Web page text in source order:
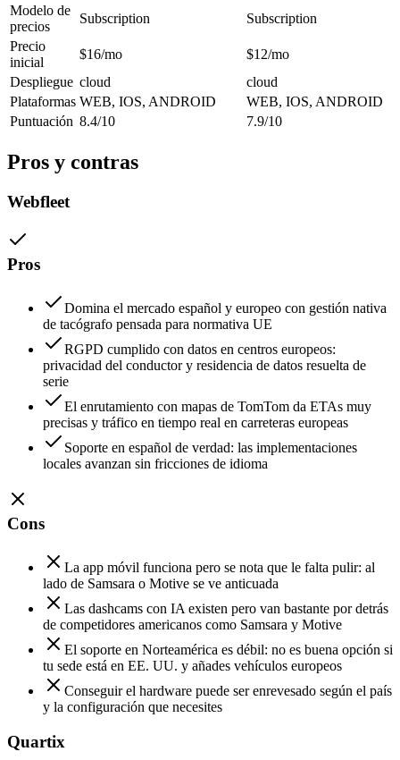
Modelo de
precios
Subscription
Subscription
Precio
inicial
$16/mo
$12/mo
Despliegue cloud
cloud
Plataformas WEB, IOS, ANDROID
WEB, IOS, ANDROID
Puntuación 8.4/10 7.9/10
Pros y contras
Webfleet
Pros
Domina el mercado español y europeo con gestión nativa
de tacógrafo pensada para normativa UE
RGPD cumplido con datos en centros europeos:
privacidad del conductor y residencia de datos resuelta de
serie
El enrutamiento con mapas de TomTom da ETAs muy
precisas y tráfico en tiempo real en carreteras europeas
Soporte en español de verdad: las implementaciones
locales avanzan sin fricciones de idioma
Cons
La app móvil funciona pero se nota que le falta pulir: al
lado de Samsara o Motive se ve anticuada
Las dashcams con IA existen pero van bastante por detrás
de competidores americanos como Samsara y Motive
El soporte en Norteamérica es débil: no es buena opción si
tu sede está en EE. UU. y añades vehículos europeos
Conseguir el hardware puede ser enrevesado según el país
y la configuración que necesites
Quartix